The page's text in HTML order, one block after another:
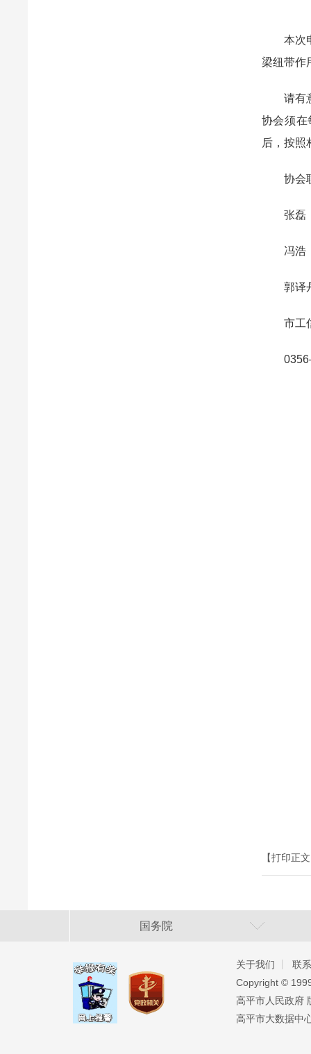
本次申
梁纽带作
请有意
协会须在
后，按照
协会
张磊
冯浩
郭译
市工信
【打印正
国务院
关于我们
联
Copyright ©️
高平市人民政府
高平市大数据